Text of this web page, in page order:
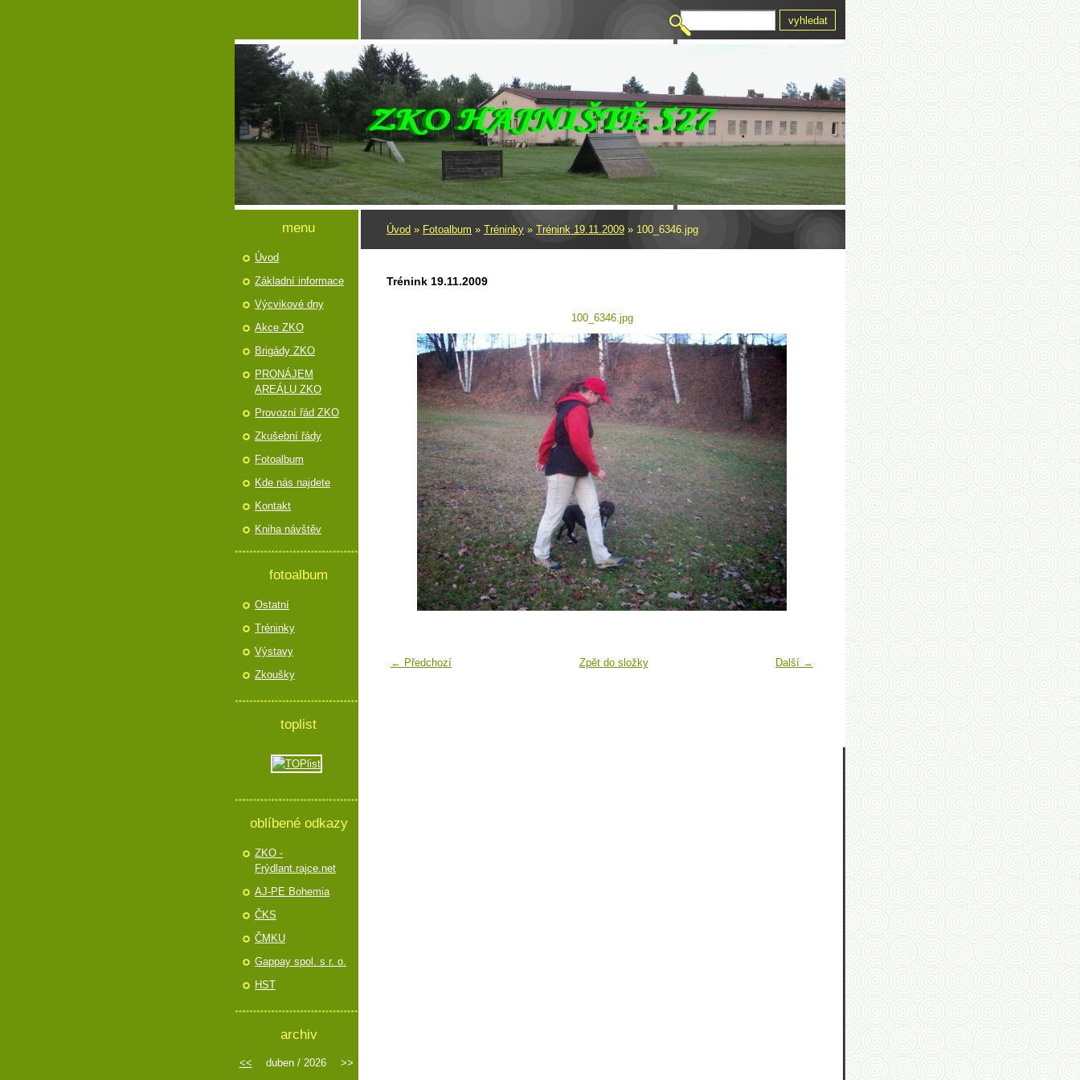
Úvod » Fotoalbum » Tréninky » Trénink 19.11.2009 » 100_6346.jpg
Trénink 19.11.2009
100_6346.jpg
← Předchozí Další →
Zpět do složky
menu
Úvod
Základní informace
Výcvikové dny
Akce ZKO
Brigády ZKO
PRONÁJEM
AREÁLU ZKO
Provozní řád ZKO
Zkušební řády
Fotoalbum
Kde nás najdete
Kontakt
Kniha návštěv
fotoalbum
Ostatní
Tréninky
Výstavy
Zkoušky
toplist
oblíbené odkazy
ZKO -
Frýdlant.rajce.net
AJ-PE Bohemia
ČKS
ČMKU
Gappay spol. s r. o.
HST
archiv
<< duben / 2026 >>